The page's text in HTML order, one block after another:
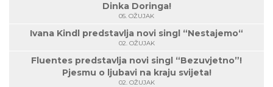
Dinka Doringa!
05. OŽUJAK
Ivana Kindl predstavlja novi singl “Nestajemo“
02. OŽUJAK
Fluentes predstavlja novi singl “Bezuvjetno”!
Pjesmu o ljubavi na kraju svijeta!
02. OŽUJAK